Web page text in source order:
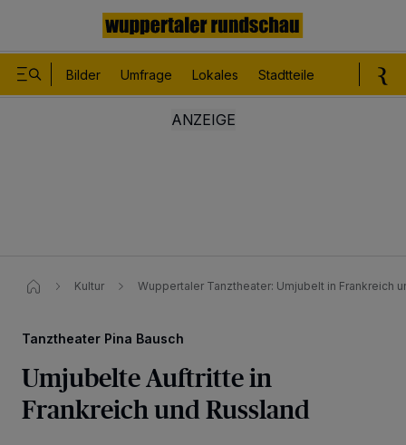
Bilder Umfrage Lokales Stadtteile
Kultur Wuppertaler Tanztheater: Umjubelt in Frankreich
Tanztheater Pina Bausch
Umjubelte Auftritte in
Frankreich und Russland